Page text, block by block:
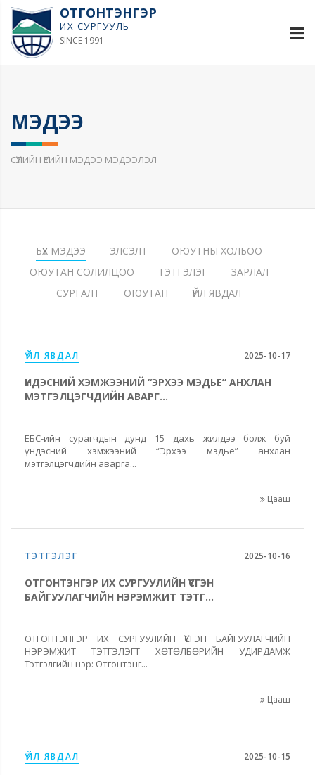
ОТГОНТЭНГЭР
ИХ СУРГУУЛЬ
SINCE 1991
МЭДЭЭ
СҮҮЛИЙН ҮЕИЙН МЭДЭЭ МЭДЭЭЛЭЛ
БҮХ МЭДЭЭ ЭЛСЭЛТ
ОЮУТНЫ ХОЛБОО
ОЮУТАН СОЛИЛЦОО
ТЭТГЭЛЭГ
ЗАРЛАЛ
СУРГАЛТ
ОЮУТАН ҮЙЛ ЯВДАЛ
ҮЙЛ ЯВДАЛ 2025-10-17
ҮНДЭСНИЙ ХЭМЖЭЭНИЙ “ЭРХЭЭ МЭДЬЕ” АНХЛАН
МЭТГЭЛЦЭГЧДИЙН АВАРГ...
ЕБС-ийн сурагчдын дунд 15 дахь жилдээ болж буй
үндэсний хэмжээний “Эрхээ мэдье” анхлан
мэтгэлцэгчдийн аварга...
Цааш
ТЭТГЭЛЭГ 2025-10-16
ОТГОНТЭНГЭР ИХ СУРГУУЛИЙН ҮҮСГЭН
БАЙГУУЛАГЧИЙН НЭРЭМЖИТ ТЭТГ...
ОТГОНТЭНГЭР ИХ СУРГУУЛИЙН ҮҮСГЭН БАЙГУУЛАГЧИЙН
НЭРЭМЖИТ ТЭТГЭЛЭГТ ХӨТӨЛБӨРИЙН УДИРДАМЖ
Тэтгэлгийн нэр: Отгонтэнг...
Цааш
ҮЙЛ ЯВДАЛ 2025-10-15